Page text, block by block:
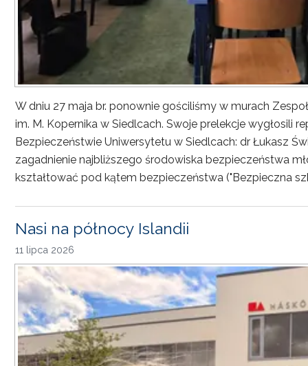
W dniu 27 maja br. ponownie gościliśmy w murach
im. M. Kopernika w Siedlcach. Swoje prelekcje wygłosili
Bezpieczeństwie Uniwersytetu w Siedlcach: dr Łukasz
zagadnienie najbliższego środowiska bezpieczeństwa
kształtować pod kątem bezpieczeństwa ("Bezpieczna
Nasi na północy Islandii
11 lipca 2026